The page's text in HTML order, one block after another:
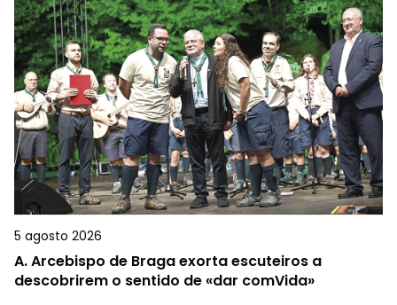
5 agosto 2026
A.Arcebispo de Braga exorta escuteiros a
descobrirem o sentido de «dar comVida»